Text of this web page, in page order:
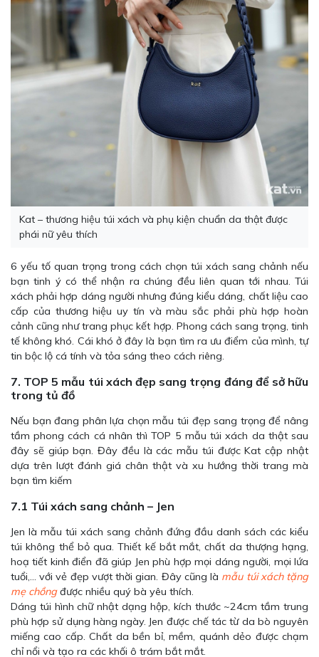
Kat – thương hiệu túi xách và phụ kiện chuẩn da thật được
phái nữ yêu thích
6 yếu tố quan trọng trong cách chọn túi xách sang chảnh nếu
bạn tinh ý có thể nhận ra chúng đều liên quan tới nhau. Túi
xách phải hợp dáng người nhưng đúng kiểu dáng, chất liệu cao
cấp của thương hiệu uy tín và màu sắc phải phù hợp hoàn
cảnh cũng như trang phục kết hợp. Phong cách sang trọng, tinh
tế không khó. Cái khó ở đây là bạn tìm ra ưu điểm của mình, tự
tin bộc lộ cá tính và tỏa sáng theo cách riêng.
7. TOP 5 mẫu túi xách đẹp sang trọng đáng để sở hữu
trong tủ đồ
Nếu bạn đang phân lựa chọn mẫu túi đẹp sang trọng để nâng
tầm phong cách cá nhân thì TOP 5 mẫu túi xách da thật sau
đây sẽ giúp bạn. Đây đều là các mẫu túi được Kat cập nhật
dựa trên lượt đánh giá chân thật và xu hướng thời trang mà
bạn tìm kiếm
7.1 Túi xách sang chảnh – Jen
Jen là mẫu túi xách sang chảnh đứng đầu danh sách các kiểu
túi không thể bỏ qua. Thiết kế bắt mắt, chất da thượng hạng,
hoạ tiết kinh điển đã giúp Jen phù hợp mọi dáng người, mọi lứa
tuổi,… với vẻ đẹp vượt thời gian. Đây cũng là mẫu túi xách tặng
mẹ chồng được nhiều quý bà yêu thích.
Dáng túi hình chữ nhật dạng hộp, kích thước ~24cm tầm trung
phù hợp sử dụng hàng ngày. Jen được chế tác từ da bò nguyên
miếng cao cấp. Chất da bền bỉ, mềm, quánh dẻo được chạm
chỉ nổi và tạo ra các khối ô trám bắt mắt.